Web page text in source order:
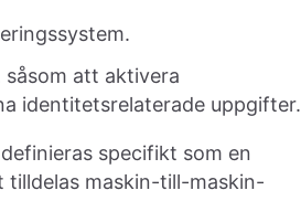
att aktivera
identitetsrelaterade uppgifter.
specifikt som en
tilldelas maskin-till-maskin-